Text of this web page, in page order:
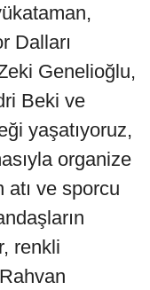
Dalları
Genelioğlu,
Beki ve
yaşatıyoruz,
organize
ve sporcu
renkli